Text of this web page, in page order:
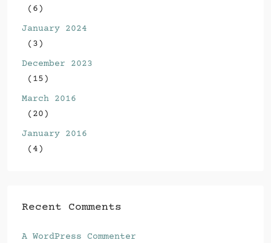
(6)
January 2024
(3)
December 2023
(15)
March 2016
(20)
January 2016
(4)
Recent Comments
A WordPress Commenter